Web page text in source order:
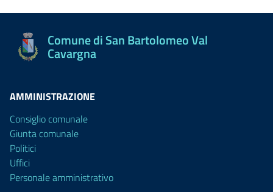
Comune di San Bartolomeo Val
Cavargna
AMMINISTRAZIONE
Consiglio comunale
Giunta comunale
Politici
Uffici
Personale amministrativo